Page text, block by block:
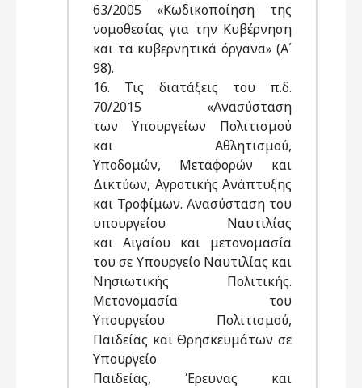
63/2005 «Κωδικοποίηση της
νομοθεσίας για την Κυβέρνηση
και τα κυβερνητικά όργανα» (Α΄
98).
16. Τις διατάξεις του π.δ.
70/2015 «Ανασύσταση
των Υπουργείων Πολιτισμού
και Αθλητισμού,
Υποδομών, Μεταφορών και
Δικτύων, Αγροτικής Ανάπτυξης
και Τροφίμων. Ανασύσταση του
υπουργείου Ναυτιλίας
και Αιγαίου και μετονομασία
του σε Υπουργείο Ναυτιλίας και
Νησιωτικής Πολιτικής.
Μετονομασία του
Υπουργείου Πολιτισμού,
Παιδείας και Θρησκευμάτων σε
Υπουργείο
Παιδείας, Έρευνας και